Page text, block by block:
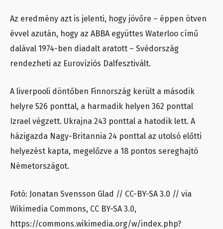
Az eredmény azt is jelenti, hogy jövőre – éppen ötven
évvel azután, hogy az ABBA együttes Waterloo című
dalával 1974-ben diadalt aratott – Svédország
rendezheti az Eurovíziós Dalfesztivált.
A liverpooli döntőben Finnország került a második
helyre 526 ponttal, a harmadik helyen 362 ponttal
Izrael végzett. Ukrajna 243 ponttal a hatodik lett. A
házigazda Nagy-Britannia 24 ponttal az utolsó előtti
helyezést kapta, megelőzve a 18 pontos sereghajtó
Németországot.
Fotó: Jonatan Svensson Glad // CC-BY-SA 3.0 // via
Wikimedia Commons, CC BY-SA 3.0,
https://commons.wikimedia.org/w/index.php?